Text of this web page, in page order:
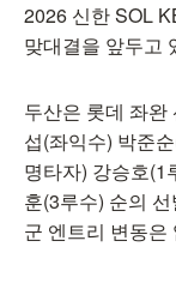
2026 신한 SOL
맞대결을 앞두고
두산은 롯데 좌
섭(좌익수) 박준
명타자) 강승호(1
훈(3루수) 순의
군 엔트리 변동은